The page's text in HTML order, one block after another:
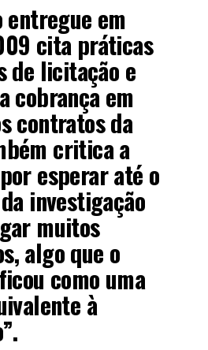
em
cita práticas
de licitação e
cobrança em
contratos da
critica a
esperar até o
investigação
muitos
algo que o
como uma
à